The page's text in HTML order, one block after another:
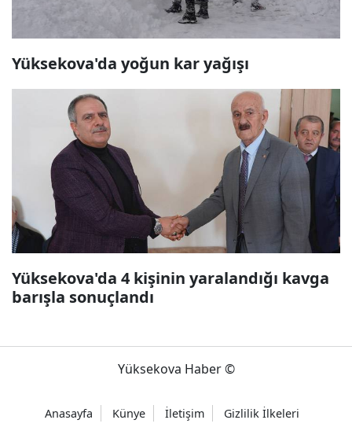
Yüksekova'da yoğun kar yağışı
Yüksekova'da 4 kişinin yaralandığı kavga
barışla sonuçlandı
Yüksekova Haber ©
Anasayfa Künye İletişim Gizlilik İlkeleri